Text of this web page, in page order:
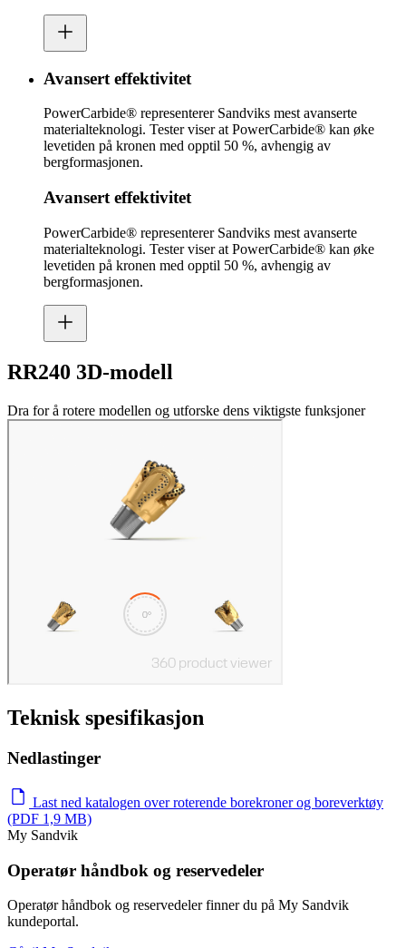
Avansert effektivitet
PowerCarbide® representerer Sandviks mest avanserte
materialteknologi. Tester viser at PowerCarbide® kan øke
levetiden på kronen med opptil 50 %, avhengig av
bergformasjonen.
Avansert effektivitet
PowerCarbide® representerer Sandviks mest avanserte
materialteknologi. Tester viser at PowerCarbide® kan øke
levetiden på kronen med opptil 50 %, avhengig av
bergformasjonen.
RR240 3D-modell
Dra for å rotere modellen og utforske dens viktigste funksjoner
Teknisk spesifikasjon
Nedlastinger
Last ned katalogen over roterende borekroner og boreverktøy
(PDF 1,9 MB)
My Sandvik
Operatør håndbok og reservedeler
Operatør håndbok og reservedeler finner du på My Sandvik
kundeportal.